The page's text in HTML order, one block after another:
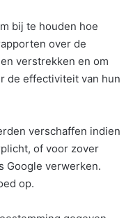
bij te houden hoe
over de
verstrekken en om
de effectiviteit van hun
verschaffen indien
of voor zover
Google verwerken.
op.